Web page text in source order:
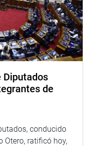
Diputados
de
conducido
Otero, ratificó hoy,